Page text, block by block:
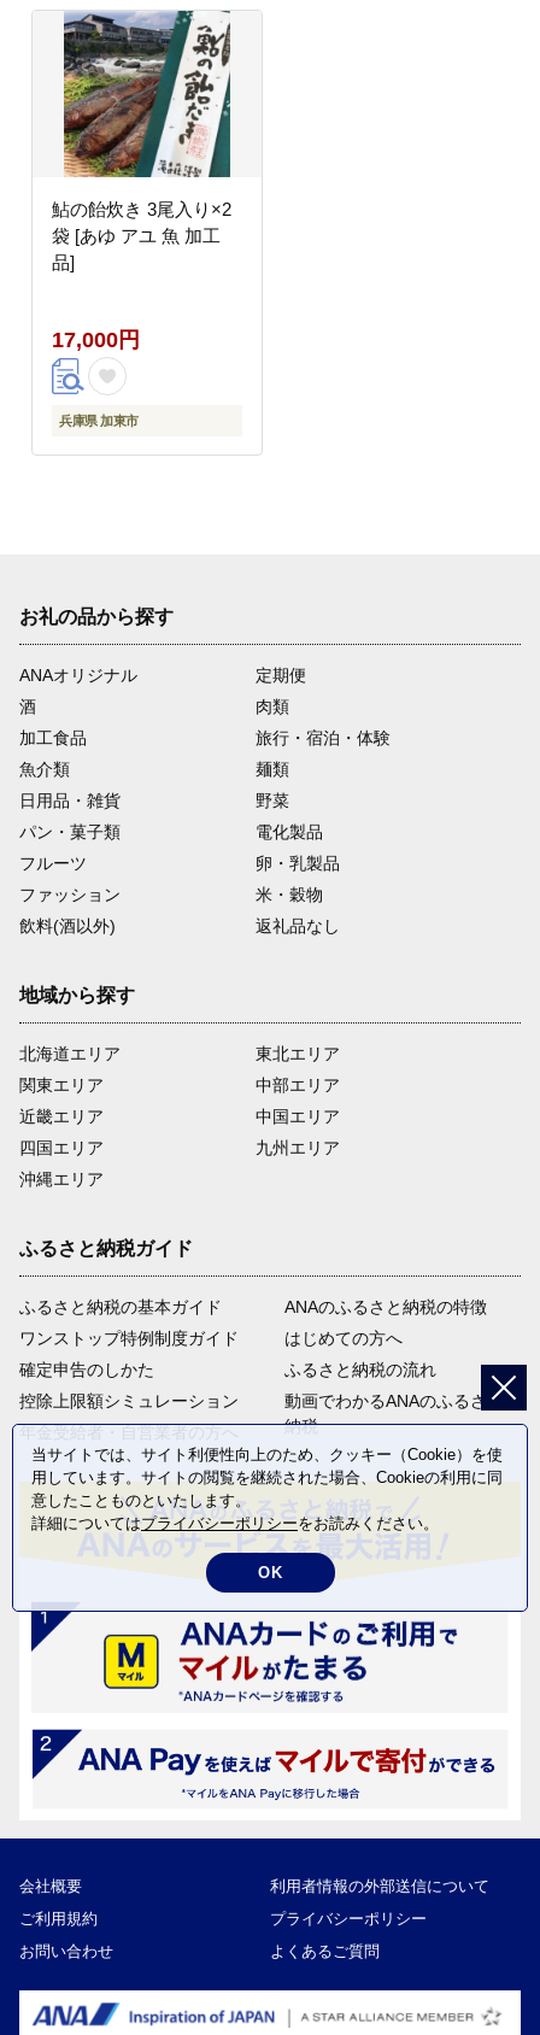
鮎の飴炊き 3尾入り×2
袋 [あゆ アユ 魚 加工
品]
17,000円
兵庫県 加東市
お礼の品から探す
ANAオリジナル
定期便
酒
肉類
加工食品
旅行・宿泊・体験
魚介類
麺類
日用品・雑貨
野菜
パン・菓子類
電化製品
フルーツ
卵・乳製品
ファッション
米・穀物
飲料(酒以外)
返礼品なし
地域から探す
北海道エリア
関東エリア
近畿エリア
四国エリア
沖縄エリア
東北エリア
中部エリア
中国エリア
九州エリア
ふるさと納税ガイド
ふるさと納税の基本ガイド
ワンストップ特例制度ガイド
確定申告のしかた
控除上限額シミュレーション
ANAのふるさと納税の特徴
はじめての方へ
ふるさと納税の流れ
動画でわかるANAのふるさと
納税
会社概要
利用者情報の外部送信について
ご利用規約
プライバシーポリシー
お問い合わせ
よくあるご質問
当サイトでは、サイト利便性向上のため、クッキー（Cookie）を使
用しています。サイトの閲覧を継続された場合、Cookieの利用に同
意したことものといたします。
詳細についてはプライバシーポリシーをお読みください。
OK